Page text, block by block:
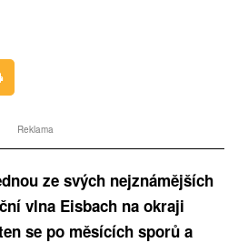
Reklama
ze svých nejznámějších
vlna Eisbach na okraji
se po měsících sporů a